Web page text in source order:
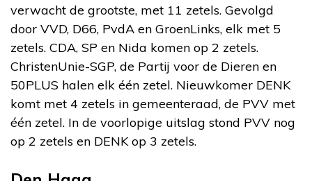
verwacht de grootste, met 11 zetels. Gevolgd
door VVD, D66, PvdA en GroenLinks, elk met 5
zetels. CDA, SP en Nida komen op 2 zetels.
ChristenUnie-SGP, de Partij voor de Dieren en
50PLUS halen elk één zetel. Nieuwkomer DENK
komt met 4 zetels in gemeenteraad, de PVV met
één zetel. In de voorlopige uitslag stond PVV nog
op 2 zetels en DENK op 3 zetels.